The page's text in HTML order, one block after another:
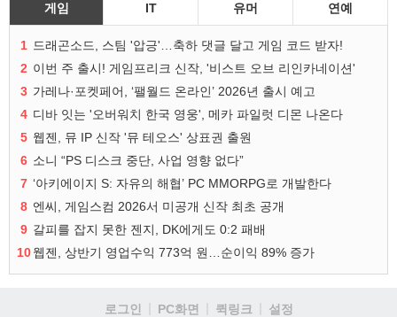
게임 IT 유머 연예
1 드래곤소드, 스팀 '압긍'…축하 댓글 달고 게임 코드 받자!
2 이번 주 출시! 게임프리크 신작, '비스트 오브 리인카네이션'
3 가레나·포켓페어, ‘팰월드 온라인’ 2026년 출시 예고
4 디바 잇는 '오버워치 한국 영웅', 메카 파일럿 디몬 나온다
5 웹젠, 뮤 IP 신작 '뮤 테오스' 상표권 출원
6 소니 “PS 디스크 중단, 사업 영향 없다”
7 ‘아키에이지 S: 자유의 해협’ PC MMORPG로 개발한다
8 엔씨, 게임스컴 2026서 미공개 신작 최초 공개
9 갈피를 잡지 못한 젠지, DK에게도 0:2 패배
10웹젠, 상반기 영업수익 773억 원…순이익 89% 증가
로그인 PC화면 퀵링크
설정